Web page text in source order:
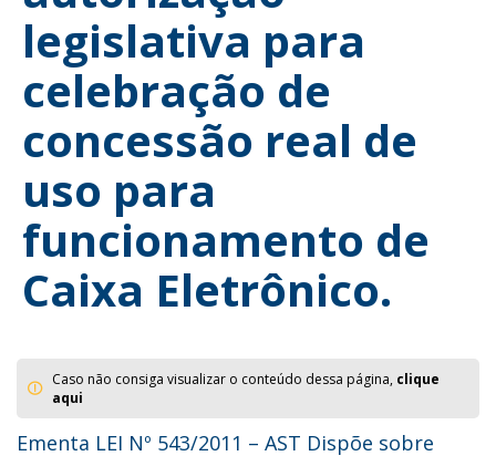
legislativa para
celebração de
concessão real de
uso para
funcionamento de
Caixa Eletrônico.
Caso não consiga visualizar o conteúdo dessa página, clique
aqui
Ementa LEI Nº 543/2011 – AST Dispõe sobre